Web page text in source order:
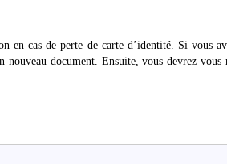
en cas de perte de carte d’identité. Si vous
nouveau document. Ensuite, vous devrez vous